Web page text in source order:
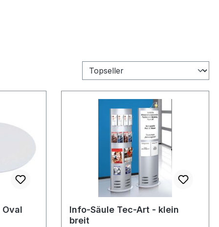
Info-Säule Tec-Art - klein
breit